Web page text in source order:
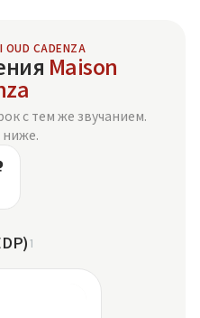
CADENZA
Maison
с тем же звучанием.
ниже.
1